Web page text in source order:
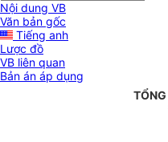
Nội dung VB
Văn bản gốc
Tiếng anh
Lược đồ
VB liên quan
Bản án áp dụng